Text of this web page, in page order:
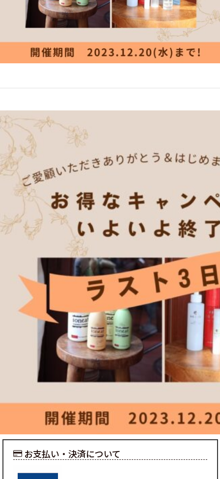
お支払い・決済について